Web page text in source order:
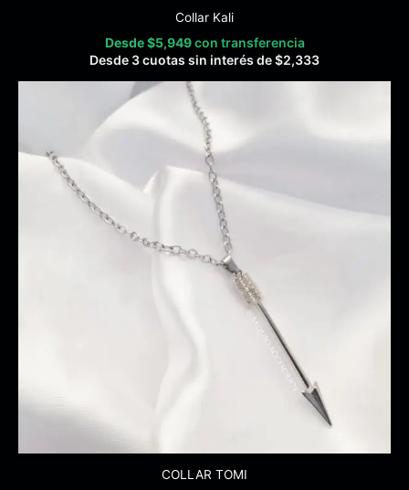
Collar Kali
Desde$5,949 con transferencia
Desde 3 cuotas sin interés de$2,333
COLLAR TOMI